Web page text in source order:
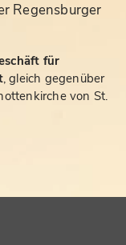
Regensburger
für
, gleich gegenüber
von St.